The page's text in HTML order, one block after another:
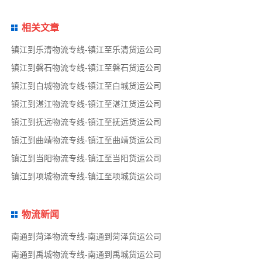
相关文章
镇江到乐清物流专线-镇江至乐清货运公司
镇江到磐石物流专线-镇江至磐石货运公司
镇江到白城物流专线-镇江至白城货运公司
镇江到湛江物流专线-镇江至湛江货运公司
镇江到抚远物流专线-镇江至抚远货运公司
镇江到曲靖物流专线-镇江至曲靖货运公司
镇江到当阳物流专线-镇江至当阳货运公司
镇江到项城物流专线-镇江至项城货运公司
物流新闻
南通到菏泽物流专线-南通到菏泽货运公司
南通到禹城物流专线-南通到禹城货运公司